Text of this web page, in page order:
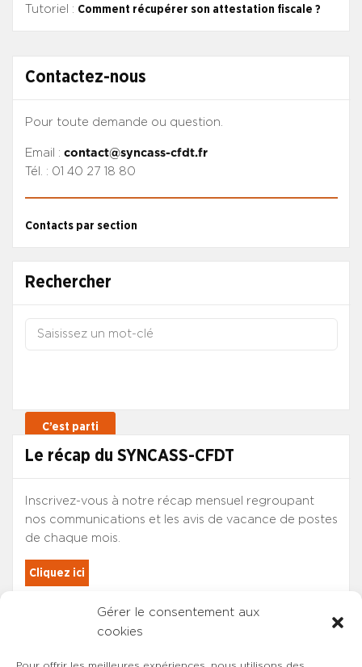
Gérer le consentement aux
cookies
Tutoriel : Comment récupérer son attestation fiscale ?
Contactez-nous
Pour toute demande ou question.
Email : contact@syncass-cfdt.fr
Tél. : 01 40 27 18 80
Contacts par section
Rechercher
Le récap du SYNCASS-CFDT
Inscrivez-vous à notre récap mensuel regroupant
nos communications et les avis de vacance de postes
de chaque mois.
Cliquez ici
Les adhérents du SYNCASS-CFDT
sont automatiquement inscrits.